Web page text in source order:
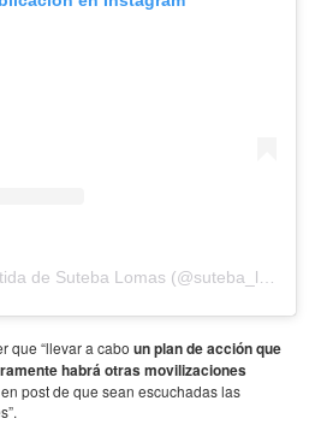
Una publicación compartida de Suteba Lomas (@suteba_lomas)
que “llevar a cabo un plan de acción que
habrá otras movilizaciones
post de que sean escuchadas las